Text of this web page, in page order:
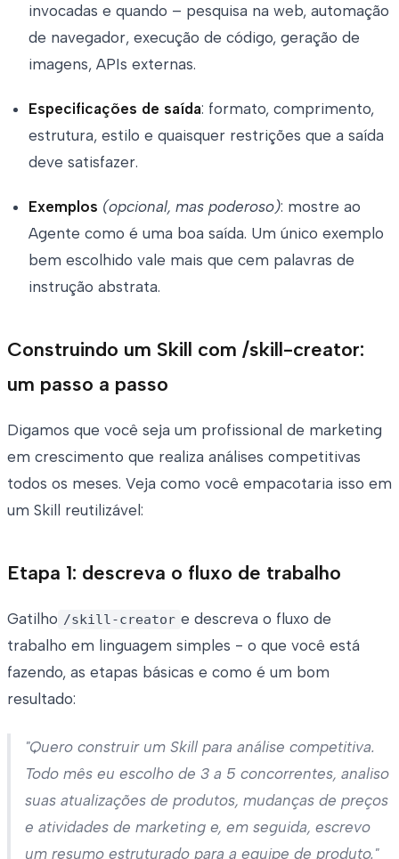
invocadas e quando – pesquisa na web, automação
de navegador, execução de código, geração de
imagens, APIs externas.
Especificações de saída: formato, comprimento,
estrutura, estilo e quaisquer restrições que a saída
deve satisfazer.
Exemplos (opcional, mas poderoso): mostre ao
Agente como é uma boa saída. Um único exemplo
bem escolhido vale mais que cem palavras de
instrução abstrata.
Construindo um Skill com /skill-creator:
um passo a passo
Digamos que você seja um profissional de marketing
em crescimento que realiza análises competitivas
todos os meses. Veja como você empacotaria isso em
um Skill reutilizável:
Etapa 1: descreva o fluxo de trabalho
Gatilho /skill-creator e descreva o fluxo de
trabalho em linguagem simples - o que você está
fazendo, as etapas básicas e como é um bom
resultado:
"Quero construir um Skill para análise competitiva.
Todo mês eu escolho de 3 a 5 concorrentes, analiso
suas atualizações de produtos, mudanças de preços
e atividades de marketing e, em seguida, escrevo
um resumo estruturado para a equipe de produto."